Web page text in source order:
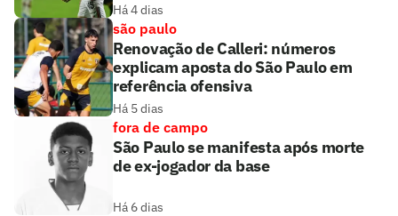
Há 4 dias
são paulo
Renovação de Calleri: números
explicam aposta do São Paulo em
referência ofensiva
Há 5 dias
fora de campo
São Paulo se manifesta após morte
de ex-jogador da base
Há 6 dias